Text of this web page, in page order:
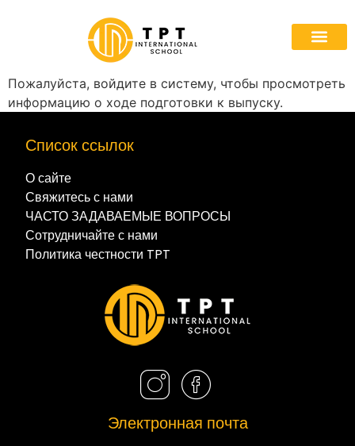
Пожалуйста, войдите в систему, чтобы просмотреть
информацию о ходе подготовки к выпуску.
Список ссылок
О сайте
Свяжитесь с нами
ЧАСТО ЗАДАВАЕМЫЕ ВОПРОСЫ
Сотрудничайте с нами
Политика честности TPT
Электронная почта